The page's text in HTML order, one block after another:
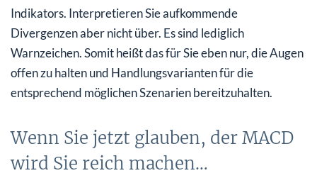
Indikators. Interpretieren Sie aufkommende
Divergenzen aber nicht über. Es sind lediglich
Warnzeichen. Somit heißt das für Sie eben nur, die Augen
offen zu halten und Handlungsvarianten für die
entsprechend möglichen Szenarien bereitzuhalten.
Wenn Sie jetzt glauben, der MACD
wird Sie reich machen…